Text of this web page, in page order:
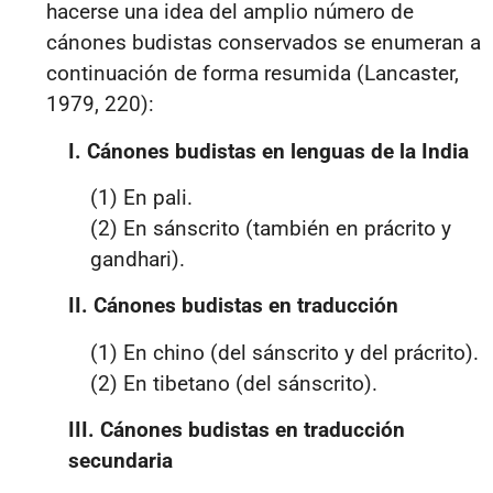
hacerse una idea del amplio número de
cánones budistas conservados se enumeran a
continuación de forma resumida (Lancaster,
1979, 220):
I. Cánones budistas en lenguas de la India
(1) En pali.
(2) En sánscrito (también en prácrito y
gandhari).
II. Cánones budistas en traducción
(1) En chino (del sánscrito y del prácrito).
(2) En tibetano (del sánscrito).
III. Cánones budistas en traducción
secundaria